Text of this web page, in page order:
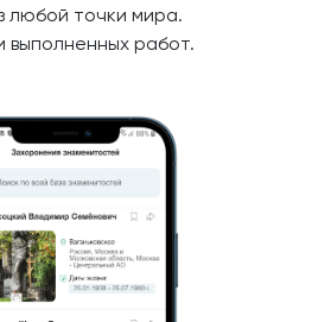
любой точки мира.
выполненных работ.